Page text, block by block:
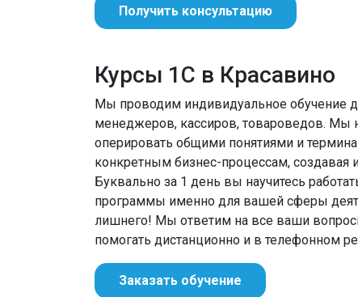
Получить консультацию
Курсы 1С в Красавино
Мы проводим индивидуальное обучение
менеджеров, кассиров, товароведов. Мы
оперировать общими понятиями и
конкретным бизнес-процессам, создавая
Буквально за 1 день вы научитесь
программы именно для вашей сферы
лишнего! Мы ответим на все ваши
помогать дистанционно и в телефонном
Заказать обучение